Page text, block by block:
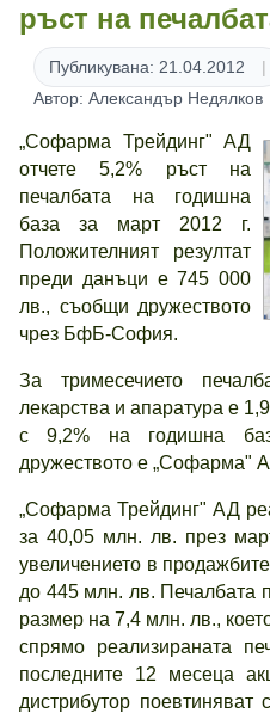
ръст на
Публикувана: 21.04.2012
Автор: Александър Недялков
„Софарма Трейдинг" АД
отчете 5,2% ръст на
печалбата на годишна
база за март 2012 г.
Положителният резултат
преди данъци е 745 000
лв., съобщи дружеството
чрез БфБ-София.
За тримесечието
лекарства и апаратура е
с 9,2% на годишна
дружеството е „Софарма"
„Софарма Трейдинг" АД
за 40,05 млн. лв. през
увеличението в
до 445 млн. лв. Печалбата
размер на 7,4 млн. лв.,
спрямо реализираната
последните 12 месеца
дистрибутор